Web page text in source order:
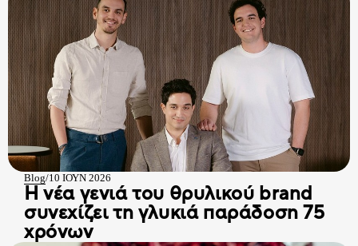
Blog/10 ΙΟΥΝ 2026
Η νέα γενιά του θρυλικού brand
συνεχίζει τη γλυκιά παράδοση 75
χρόνων